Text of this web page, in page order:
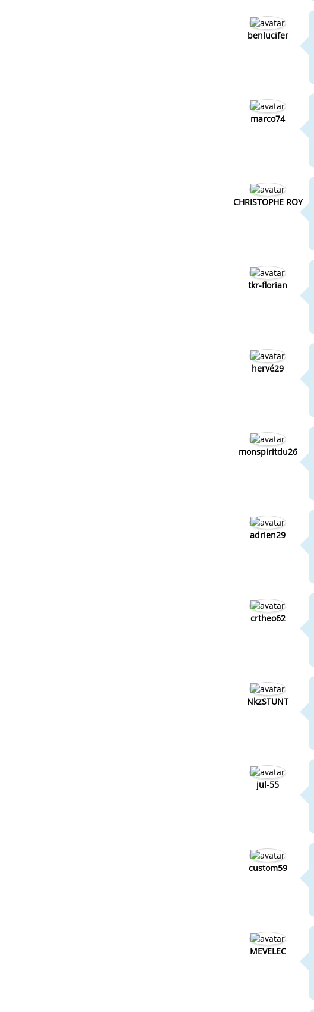
benlucifer
marco74
CHRISTOPHE ROY
tkr-florian
hervé29
monspiritdu26
adrien29
crtheo62
NkzSTUNT
jul-55
custom59
MEVELEC